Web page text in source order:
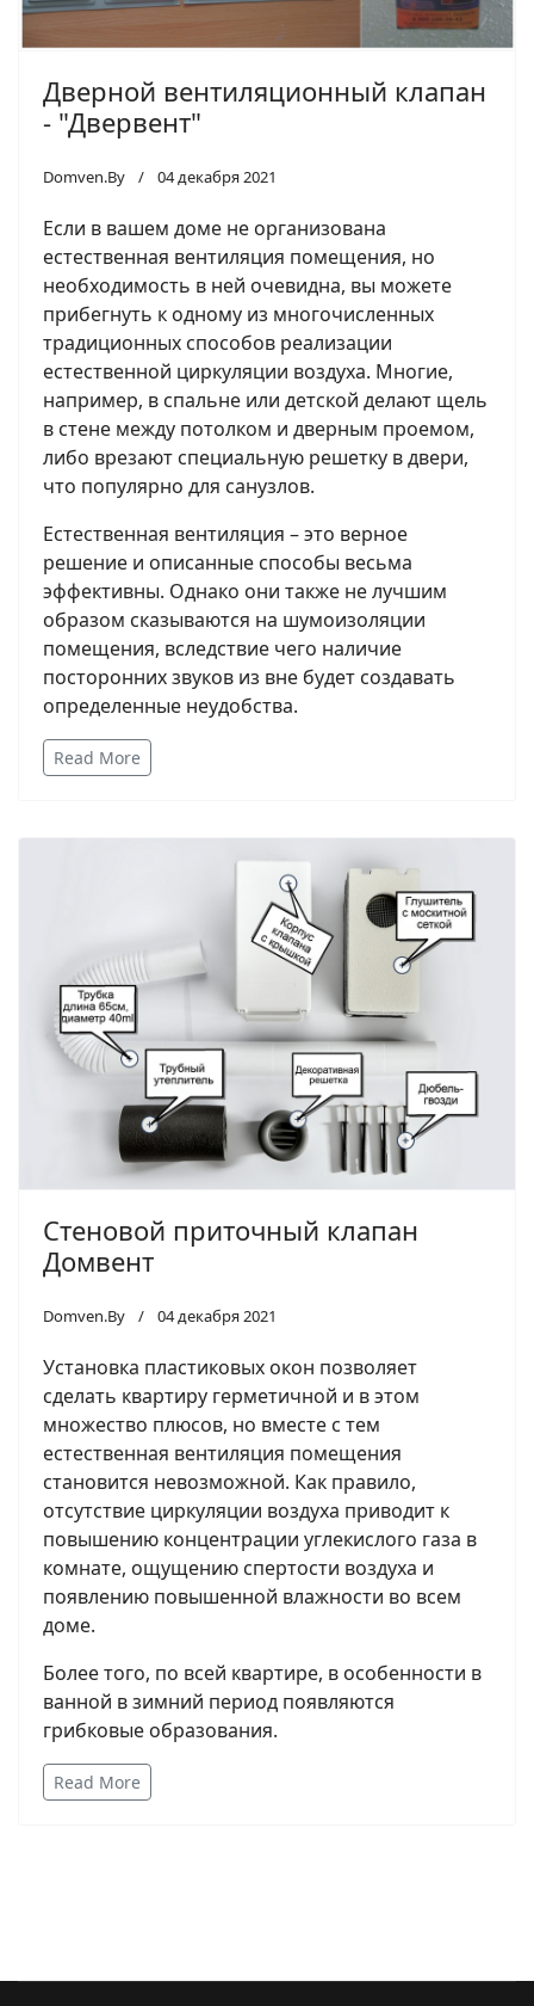
Дверной вентиляционный клапан
- "Двервент"
Domven.By 04 декабря 2021
Если в вашем доме не организована
естественная вентиляция помещения, но
необходимость в ней очевидна, вы можете
прибегнуть к одному из многочисленных
традиционных способов реализации
естественной циркуляции воздуха. Многие,
например, в спальне или детской делают щель
в стене между потолком и дверным проемом,
либо врезают специальную решетку в двери,
что популярно для санузлов.
Естественная вентиляция – это верное
решение и описанные способы весьма
эффективны. Однако они также не лучшим
образом сказываются на шумоизоляции
помещения, вследствие чего наличие
посторонних звуков из вне будет создавать
определенные неудобства.
Read More
Стеновой приточный клапан
Домвент
Domven.By 04 декабря 2021
Установка пластиковых окон позволяет
сделать квартиру герметичной и в этом
множество плюсов, но вместе с тем
естественная вентиляция помещения
становится невозможной. Как правило,
отсутствие циркуляции воздуха приводит к
повышению концентрации углекислого газа в
комнате, ощущению спертости воздуха и
появлению повышенной влажности во всем
доме.
Более того, по всей квартире, в особенности в
ванной в зимний период появляются
грибковые образования.
Read More